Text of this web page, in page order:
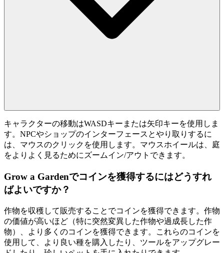
キャラクターの移動はWASDキーまたは矢印キーを使用しま
す。NPCやショップのインターフェースとやり取りするに
は、マウスのクリックを使用します。マウスホイールは、庭
をよりよく見るためにズームイン/アウトできます。
Grow a Gardenでコインを獲得するにはどうすれ
ばよいですか？
作物を収穫して販売することでコインを獲得できます。作物
の価値が高いほど（特に突然変異した作物や過成長した作
物）、より多くのコインを獲得できます。これらのコインを
使用して、より良い種を購入したり、ツールをアップグレー